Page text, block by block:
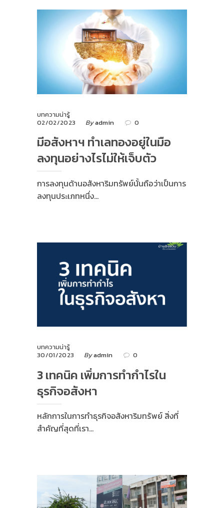
บทความน่ารู้
02/02/2023
Byadmin 0
มีอสังหาฯ ทำเลทองอยู่ในมือ
ลงทุนอย่างไรไม่ให้เจ็บตัว
การลงทุนด้านอสังหาริมทรัพย์นั้นถือว่าเป็นการ
ลงทุนประเภทหนึ่ง…
บทความน่ารู้
30/01/2023
Byadmin 0
3 เทคนิค เพิ่มการทำกำไรใน
ธุรกิจอสังหา
หลักการในการทำธุรกิจอสังหาริมทรัพย์ สิ่งที่
สำคัญที่สุดที่เรา…